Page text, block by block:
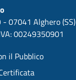
- 07041 Alghero (SS)
00249350901
il Pubblico